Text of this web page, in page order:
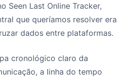
Seen Last Online Tracker,
que queríamos resolver era
dados entre plataformas.
cronológico claro da
a linha do tempo